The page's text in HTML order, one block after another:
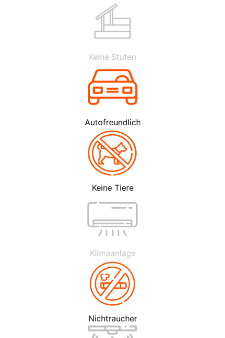
Keine Stufen
Autofreundlich
Keine Tiere
Klimaanlage
Nichtraucher